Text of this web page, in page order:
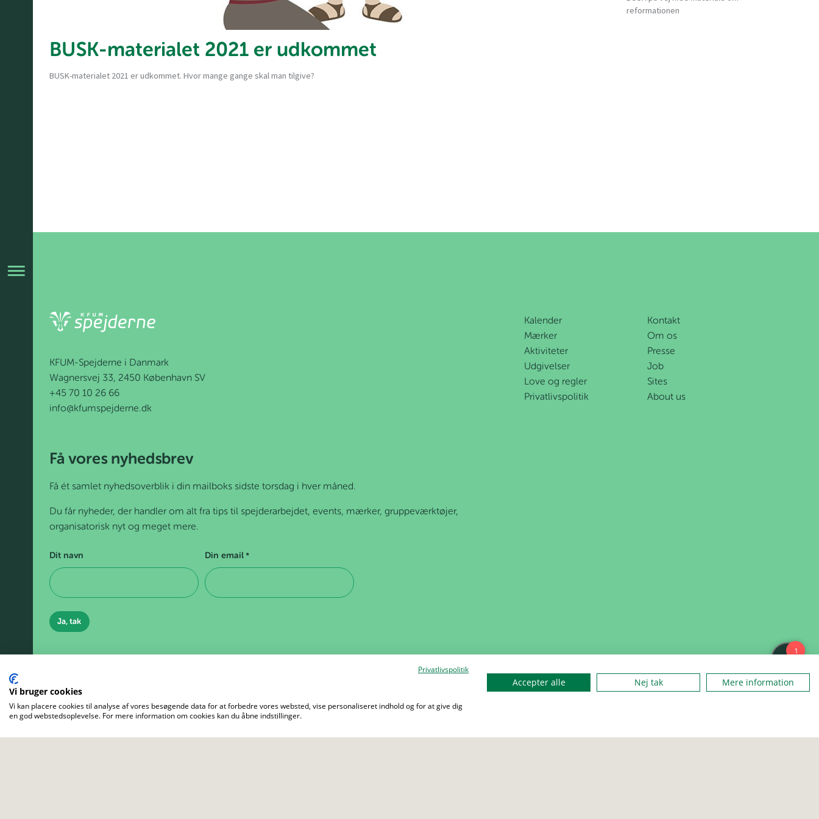
BUSK-materialet 2021 er udkommet
BUSK-materialet 2021 er udkommet. Hvor mange gange skal man tilgive?
reformationen
KFUM-Spejderne i Danmark
Wagnersvej 33, 2450 København SV
+45 70 10 26 66
info@kfumspejderne.dk
Få vores nyhedsbrev
Få ét samlet nyhedsoverblik i din mailboks sidste torsdag i hver måned.
Du får nyheder, der handler om alt fra tips til spejderarbejdet, events, mærker, gruppeværktøjer,
organisatorisk nyt og meget mere.
Dit navn Din email *
Kalender
Mærker
Aktiviteter
Udgivelser
Love og regler
Privatlivspolitik
Kontakt
Om os
Presse
Job
Sites
About us
Privatlivspolitik
Vi bruger cookies
Vi kan placere cookies til analyse af vores besøgende data for at forbedre vores websted, vise personaliseret indhold og for at give dig
en god webstedsoplevelse. For mere information om cookies kan du åbne indstillinger.
Accepter alle Nej tak Mere information